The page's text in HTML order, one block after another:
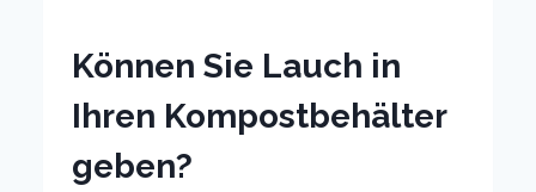
Können Sie Lauch in
Ihren Kompostbehälter
geben?